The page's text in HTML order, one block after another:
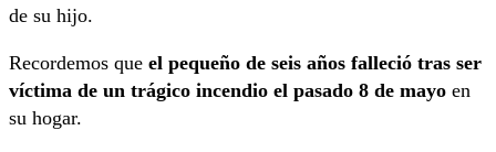
de su hijo.
Recordemos que el pequeño de seis años falleció tras ser
víctima de un trágico incendio el pasado 8 de mayo en
su hogar.